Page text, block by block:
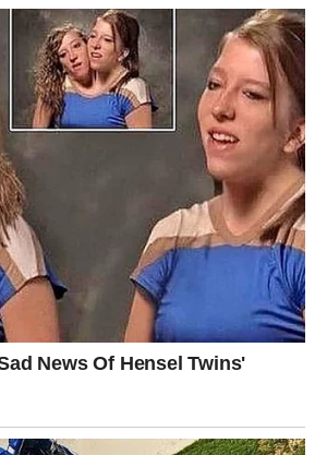
obogaćeno dubokim emocijama i
i tolerancija
jasno je da kompatibilnost u
manje važna od ljubavnih odnosa.
i emocionalne reakcije svakog
ulogu u uspjehu prijateljstva. Ipak,
da ni jedan horoskopski znak ne
Uz dovoljno tolerancije,
da se pronađe srednji put, čak i
mogu opstati.
ali s pravim pristupom, mogu biti